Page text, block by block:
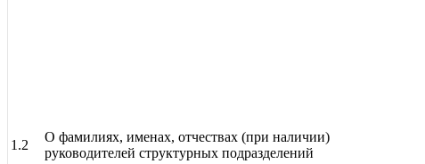
1.2
О фамилиях, именах, отчествах (при наличии)
руководителей структурных подразделений